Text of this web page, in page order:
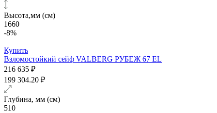
Высота,мм (см)
1660
-8%
Купить
Взломостойкий сейф VALBERG РУБЕЖ 67 EL
216 635 ₽
199 304.20 ₽
Глубина, мм (см)
510